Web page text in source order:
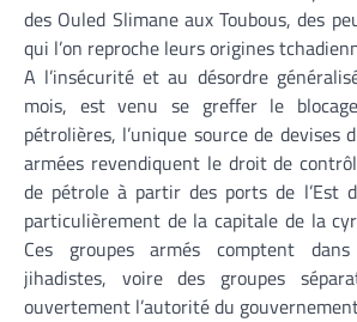
des Ouled Slimane aux Toubous, des
qui l’on reproche leurs origines
A l’insécurité et au désordre
mois, est venu se greffer le
pétrolières, l’unique source de devises
armées revendiquent le droit de
de pétrole à partir des ports de l’Est
particulièrement de la capitale de la
Ces groupes armés comptent
jihadistes, voire des groupes
ouvertement l’autorité du